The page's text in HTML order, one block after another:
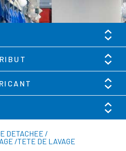
DETACHEE /
/TETE DE LAVAGE